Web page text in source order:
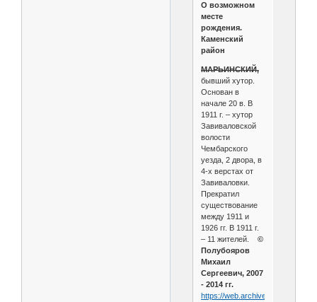
О возможном
месте
рождения.
Каменский
район
МАРЬИНСКИЙ,
бывший хутор.
Основан в
начале 20 в. В
1911 г. – хутор
Завиваловской
волости
Чембарского
уезда, 2 двора, в
4-х верстах от
Завиваловки.
Прекратил
существование
между 1911 и
1926 гг. В 1911 г.
– 11 жителей.
©
Полубояров
Михаил
Сергеевич, 2007
- 2014 гг.
https://web.archive.org/web/